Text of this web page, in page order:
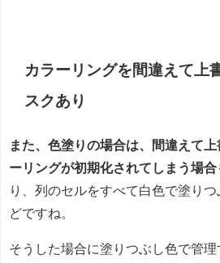
カラーリングを間違えて上
スクあり
また、色塗りの場合は、間違えて
ーリングが初期化されてしまう場合
り、列のセルをすべて白色で塗り
どですね。
そうした場合に塗りつぶし色で管